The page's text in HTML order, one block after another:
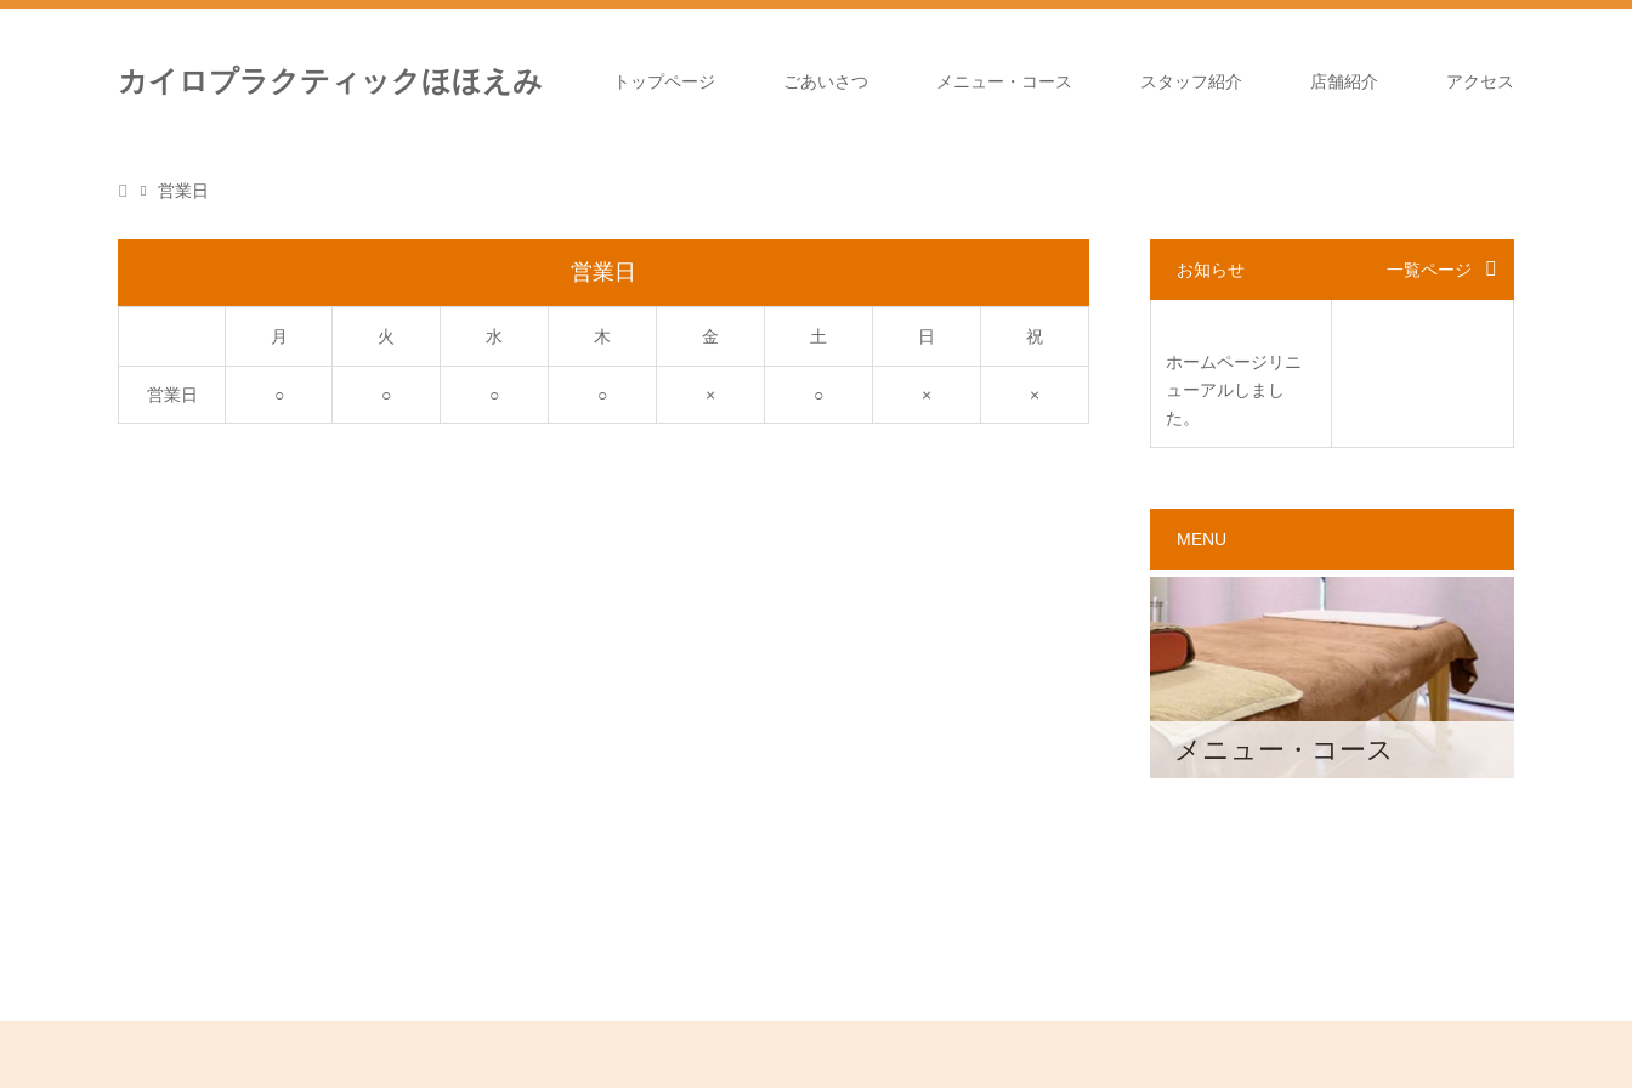
カイロプラクティックほほえみ トップページ ごあいさつ メニュー・コース スタッフ紹介 店舗紹介 アクセス
営業日
営業日
月 火 水 木 金 土 日 祝
営業日 ○ ○ ○ ○ × ○ × ×
お知らせ 一覧ページ
ホームページリニ
ューアルしまし
た。
MENU
メニュー・コース